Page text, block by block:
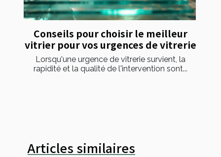
Conseils pour choisir le meilleur
vitrier pour vos urgences de vitrerie
Lorsqu'une urgence de vitrerie survient, la
rapidité et la qualité de l'intervention sont...
Articles similaires